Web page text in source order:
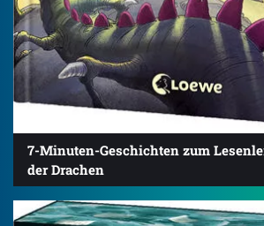
7-Minuten-Geschichten zum
der Drachen